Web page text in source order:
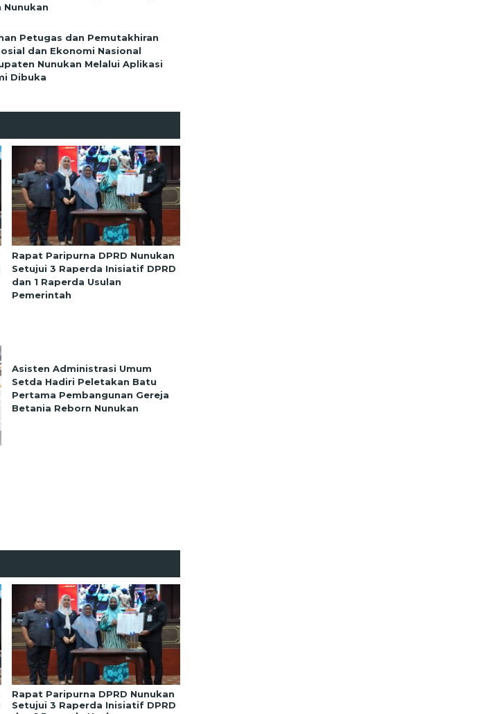
Nunukan
Petugas dan Pemutakhiran
dan Ekonomi Nasional
Nunukan Melalui Aplikasi
Dibuka
Rapat Paripurna DPRD Nunukan
Setujui 3 Raperda Inisiatif DPRD
dan 1 Raperda Usulan
Pemerintah
Asisten Administrasi Umum
Setda Hadiri Peletakan Batu
Pertama Pembangunan Gereja
Betania Reborn Nunukan
Rapat Paripurna DPRD Nunukan
Setujui 3 Raperda Inisiatif DPRD